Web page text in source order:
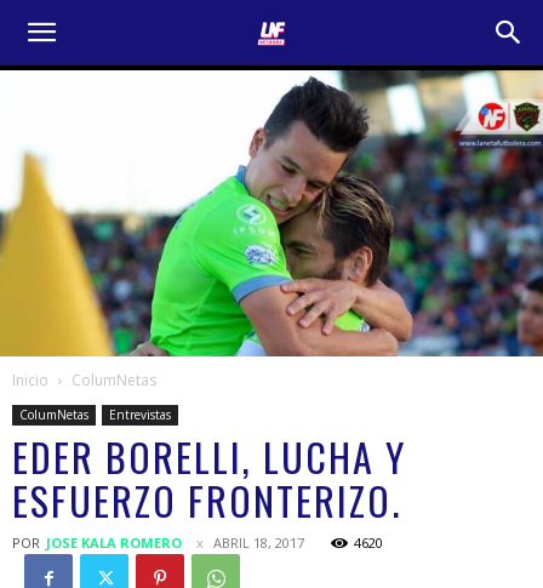
Inicio ColumNetas
ColumNetas Entrevistas
EDER BORELLI, LUCHA Y
ESFUERZO FRONTERIZO.
POR JOSE KALA ROMERO ABRIL 18, 2017 4620